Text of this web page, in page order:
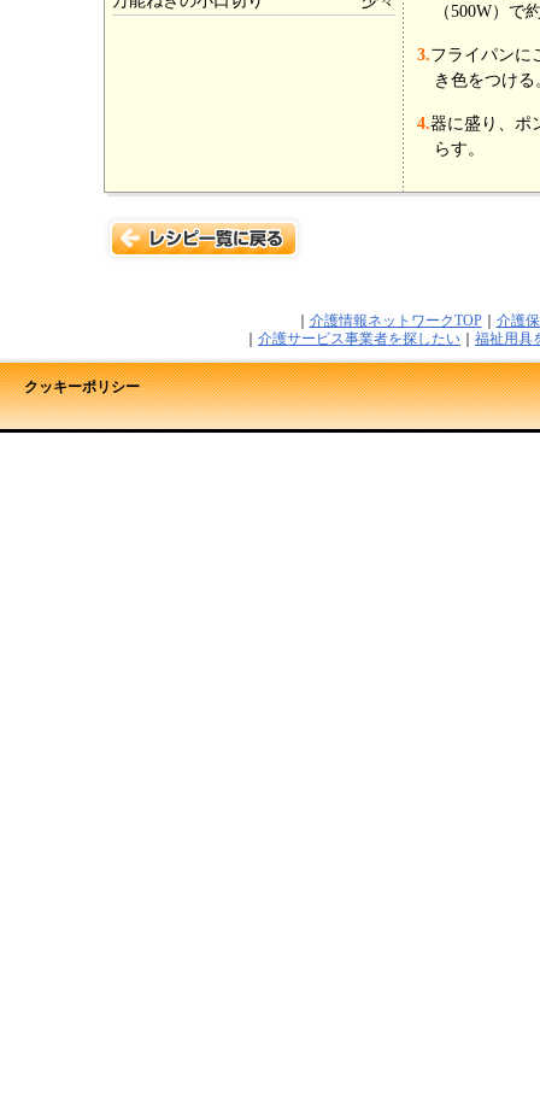
（500W）で
3.フライパンに
き色をつける
4.器に盛り、ポ
らす。
介護情報ネットワークTOP｜ 介護
介護サービス事業者を探したい 福祉用具
クッキーポリシー